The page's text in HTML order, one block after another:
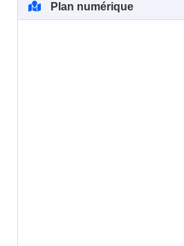
Plan numérique